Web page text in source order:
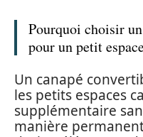
Pourquoi choisir
pour un petit
Un canapé
les petits espaces
supplémentaire
manière